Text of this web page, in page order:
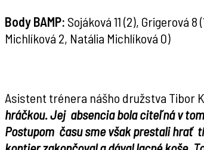
Body BAMP: Sojáková 11 (2), Grigerová
Michlíková 2, Natália Michlíková 0)
Asistent trénera nášho družstva Tibor
hráčkou. Jej absencia bola citeľná v
Postupom času sme však prestali hrať